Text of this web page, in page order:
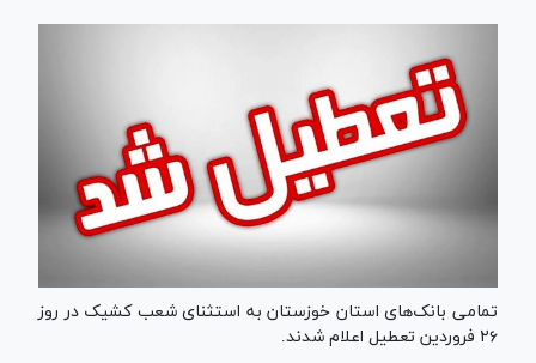
تمامی بانک‌های استان خوزستان به استثنای شعب کشیک در روز
۲۶ فروردین تعطیل اعلام شدند.